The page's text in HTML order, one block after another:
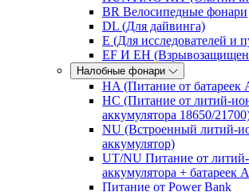
BR Велосипедные фонари
DL (Для дайвинга)
E (Для исследователей и
EF И EH
Налобные фонари
HA (Питание от
HC (Питание от литий-
аккумулятора 18650/
NU (Встроенный литий-
аккумулятор)
UT/NU Питание от
аккумулятора + батареек
Питание от Power Bank